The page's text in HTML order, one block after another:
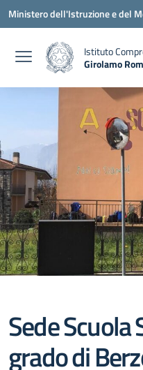
Vai ai contenuti
Vai al menu di navigazione
Vai al footer
Ministero dell'Istruzione e del
Istituto
Girolamo
Sede Scuola
grado di